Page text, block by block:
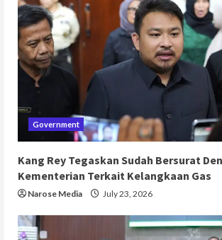
Government
Kang Rey Tegaskan Sudah Bersurat
Kementerian Terkait Kelangkaan Gas
Narose Media July 23, 2026